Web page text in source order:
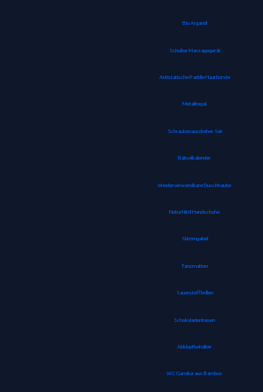
Bio Arganöl
Schulter Massagegerät
Antistatische Paddle Haarbürste
Metallregal
Schraubenausdreher Set
Rätselkalender
Wiederverwendbare Duschhaube
Noba Nitril Handschuhe
Stimmgabel
Tanzmatten
Sauerstoffbrillen
Schokoladenhasen
Abklopfbehälter
WC Garnitur aus Bambus